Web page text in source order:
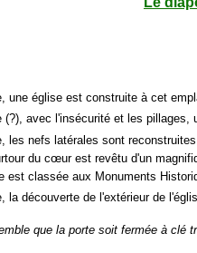
une église est construite à cet
(?), avec l'insécurité et les pillages,
les nefs latérales sont
du cœur est revêtu d'un
est classée aux Monuments
la découverte de l'extérieur de
que la porte soit fermée à clé